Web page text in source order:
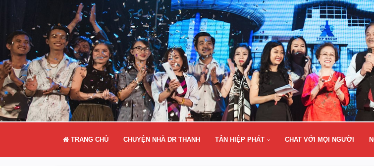
TRANG CHỦ CHUYỆN NHÀ DR THANH TÂN HIỆP PHÁT CHAT VỚI MỌI NGƯỜI